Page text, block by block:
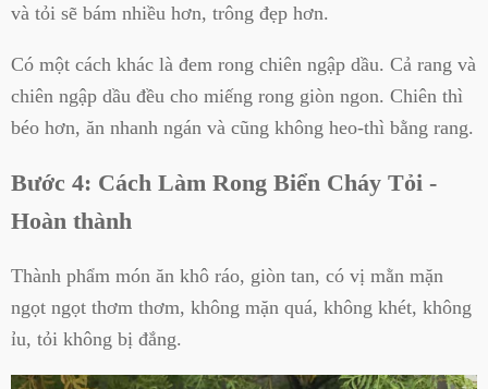
và tỏi sẽ bám nhiều hơn, trông đẹp hơn.
Có một cách khác là đem rong chiên ngập dầu. Cả rang và
chiên ngập dầu đều cho miếng rong giòn ngon. Chiên thì
béo hơn, ăn nhanh ngán và cũng không heo-thì bằng rang.
Bước 4: Cách Làm Rong Biển Cháy Tỏi -
Hoàn thành
Thành phẩm món ăn khô ráo, giòn tan, có vị mằn mặn
ngọt ngọt thơm thơm, không mặn quá, không khét, không
ỉu, tỏi không bị đắng.